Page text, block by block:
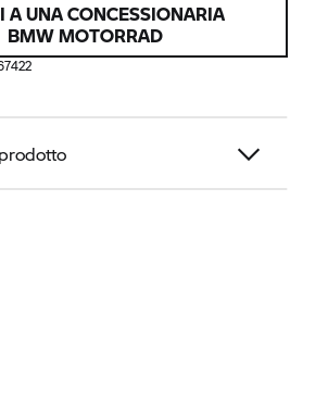
A UNA CONCESSIONARIA
BMW MOTORRAD